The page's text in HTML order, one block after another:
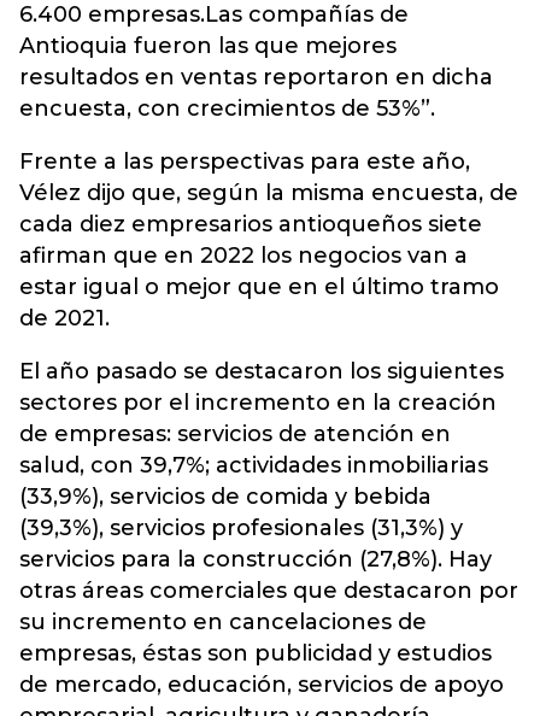
6.400 empresas.Las compañías de
Antioquia fueron las que mejores
resultados en ventas reportaron en dicha
encuesta, con crecimientos de 53%”.
Frente a las perspectivas para este año,
Vélez dijo que, según la misma encuesta, de
cada diez empresarios antioqueños siete
afirman que en 2022 los negocios van a
estar igual o mejor que en el último tramo
de 2021.
El año pasado se destacaron los siguientes
sectores por el incremento en la creación
de empresas: servicios de atención en
salud, con 39,7%; actividades inmobiliarias
(33,9%), servicios de comida y bebida
(39,3%), servicios profesionales (31,3%) y
servicios para la construcción (27,8%). Hay
otras áreas comerciales que destacaron por
su incremento en cancelaciones de
empresas, éstas son publicidad y estudios
de mercado, educación, servicios de apoyo